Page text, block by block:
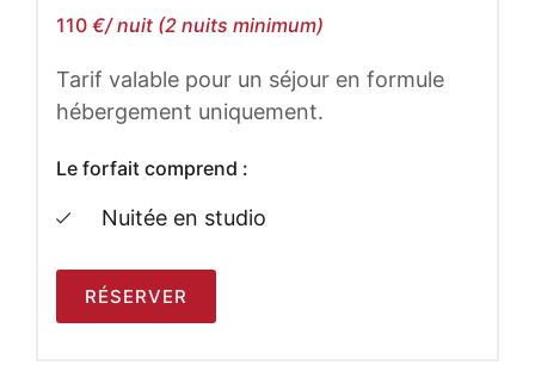
110 €/ nuit (2 nuits minimum)
Tarif valable pour un séjour en formule
hébergement uniquement.
Le forfait comprend :​
Nuitée en studio
RÉSERVER